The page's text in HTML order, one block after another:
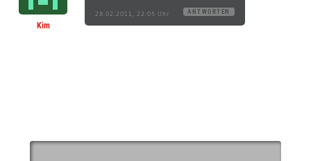
Kim
28.02.2011, 22:05 Uhr ANTWORTEN